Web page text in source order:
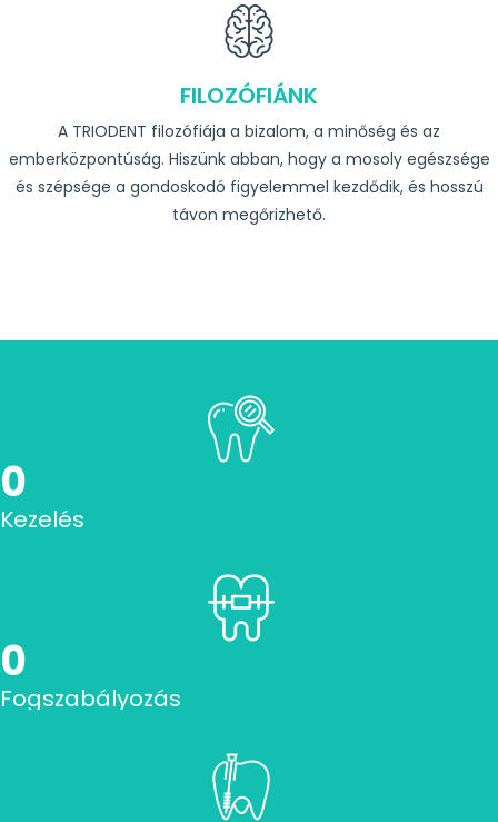
FILOZÓFIÁNK
A TRIODENT filozófiája a bizalom, a minőség és az
emberközpontúság. Hiszünk abban, hogy a mosoly egészsége
és szépsége a gondoskodó figyelemmel kezdődik, és hosszú
távon megőrizhető.
0
Kezelés
0
Fogszabályozás